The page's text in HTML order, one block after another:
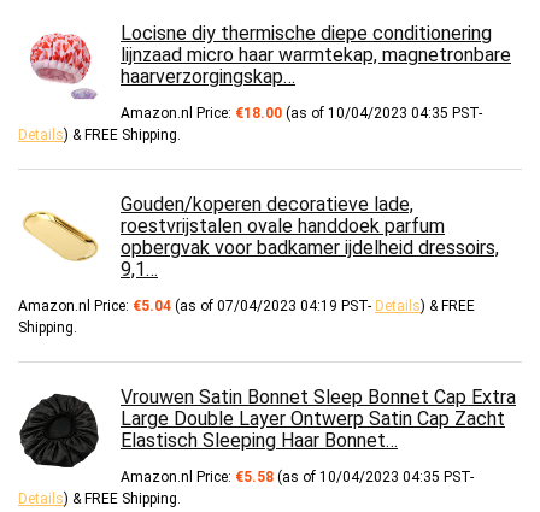
Locisne diy thermische diepe conditionering
lijnzaad micro haar warmtekap, magnetronbare
haarverzorgingskap…
Amazon.nl Price: €18.00 (as of 10/04/2023 04:35 PST-
Details) &FREE Shipping.
Gouden/koperen decoratieve lade,
roestvrijstalen ovale handdoek parfum
opbergvak voor badkamer ijdelheid dressoirs,
9,1…
Amazon.nl Price: €5.04 (as of 07/04/2023 04:19 PST- Details) &FREE
Shipping.
Vrouwen Satin Bonnet Sleep Bonnet Cap Extra
Large Double Layer Ontwerp Satin Cap Zacht
Elastisch Sleeping Haar Bonnet…
Amazon.nl Price: €5.58 (as of 10/04/2023 04:35 PST-
Details) &FREE Shipping.